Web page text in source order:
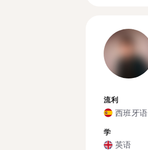
流利
西班牙语
学
英语